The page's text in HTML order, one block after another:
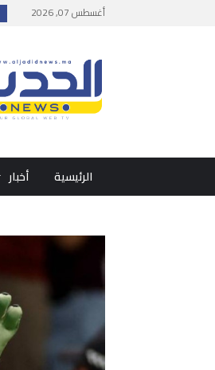
أغسطس 07, 2026
الرئيسية أخبار